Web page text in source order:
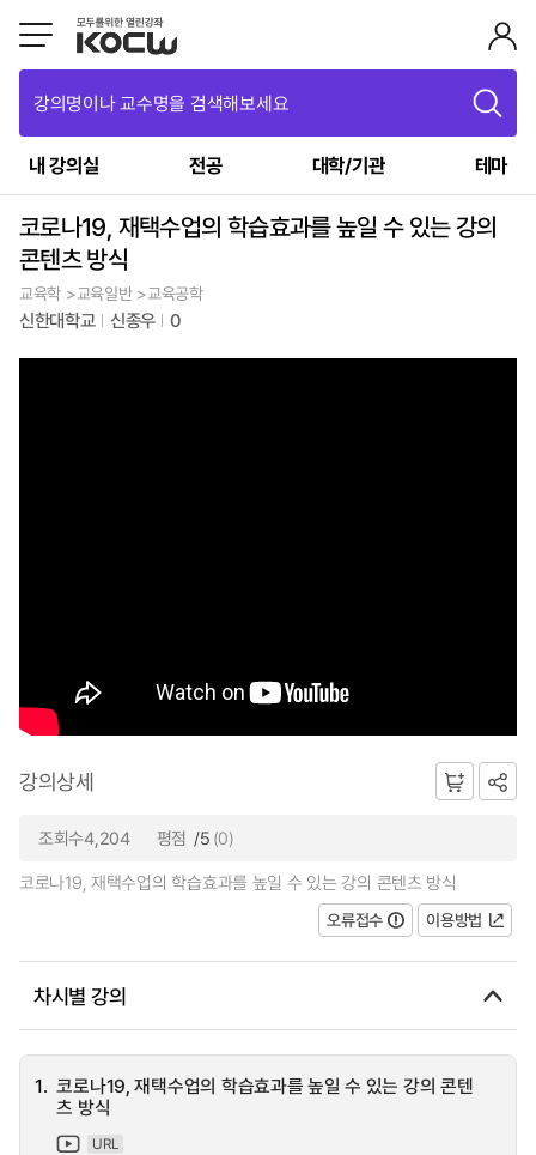
강의명이나 교수명을 검색해보세요
내 강의실 전공 대학/기관 테마
코로나19, 재택수업의 학습효과를 높일 수 있는 강의
콘텐츠 방식
교육학 >교육일반 >교육공학
신한대학교 신종우 0
강의상세
조회수4,204 평점 /5 (0)
코로나19, 재택수업의 학습효과를 높일 수 있는 강의 콘텐츠 방식
오류접수
이용방법
차시별 강의
1. 코로나19, 재택수업의 학습효과를 높일 수 있는 강의 콘텐
츠 방식
URL